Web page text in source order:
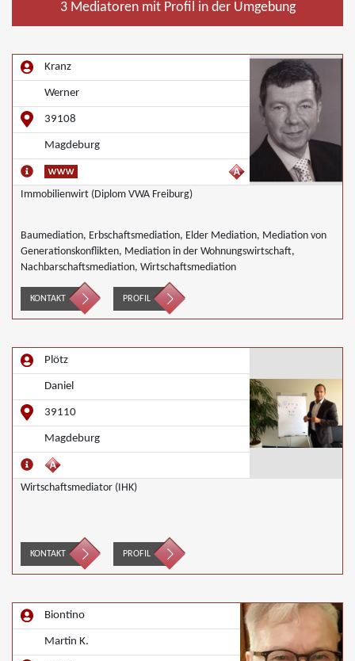
3 Mediatoren mit Profil in der Umgebung
Kranz
Werner
39108
Magdeburg
Immobilienwirt (Diplom VWA Freiburg)
Baumediation, Erbschaftsmediation, Elder Mediation, Mediation von
Generationskonflikten, Mediation in der Wohnungswirtschaft,
Nachbarschaftsmediation, Wirtschaftsmediation
KONTAKT PROFIL
Plötz
Daniel
39110
Magdeburg
Wirtschaftsmediator (IHK)
KONTAKT PROFIL
Biontino
Martin K.